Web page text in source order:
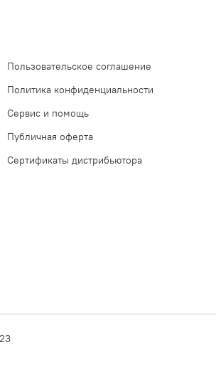
Пользовательское соглашение
Политика конфиденциальности
Сервис и помощь
Публичная оферта
Сертификаты дистрибьютора